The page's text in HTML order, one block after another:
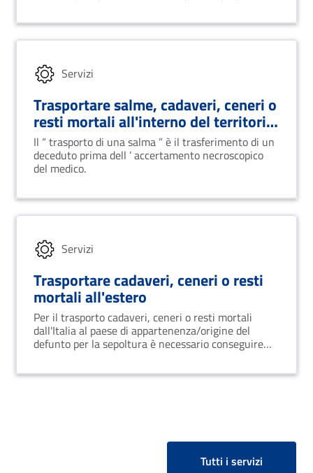
Servizi
Trasportare salme, cadaveri, ceneri o
resti mortali all'interno del territorio
italiano
Il “ trasporto di una salma ” è il trasferimento di un
deceduto prima dell ’ accertamento necroscopico
del medico.
Servizi
Trasportare cadaveri, ceneri o resti
mortali all'estero
Per il trasporto cadaveri, ceneri o resti mortali
dall'Italia al paese di appartenenza/origine del
defunto per la sepoltura è necessario conseguire
passaporto mortuario) previa richiesta
Tutti i servizi